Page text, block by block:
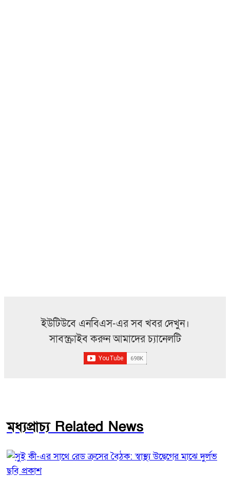
ইউটিউবে এনবিএস-এর সব খবর দেখুন।
সাবস্ক্রাইব করুন আমাদের চ্যানেলটি
মধ্যপ্রাচ্য Related News